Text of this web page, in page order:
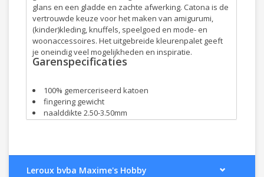
glans en een gladde en zachte afwerking. Catona is de
vertrouwde keuze voor het maken van amigurumi,
(kinder)kleding, knuffels, speelgoed en mode- en
woonaccessoires. Het uitgebreide kleurenpalet geeft
je oneindig veel mogelijkheden en inspiratie.
Garenspecificaties
100% gemerceriseerd katoen
fingering gewicht
naalddikte 2.50-3.50mm
machinewasbaar tot 40°C
150 verschillende unikleuren
Leroux bvba Maxime's Hobby